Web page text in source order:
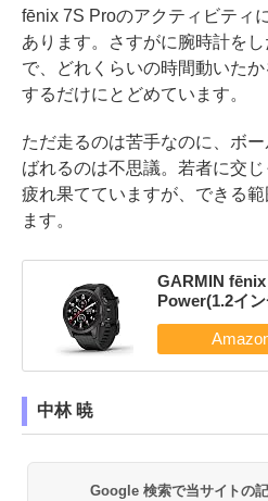
fēnix 7S Proのアクティビティ
あります。さすがに腕時計を
で、どれくらいの時間動いた
するだけにとどめています。
ただ走るのは苦手なのに、ボ
ばれるのは不思議。若者に交
疲れ果てていますが、できる
ます。
GARMIN
Power(1.2イ
中林 暁
Google 検索で当サイトの